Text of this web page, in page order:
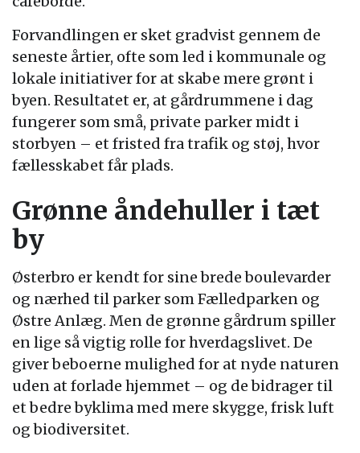
Forvandlingen er sket gradvist gennem de
seneste årtier, ofte som led i kommunale og
lokale initiativer for at skabe mere grønt i
byen. Resultatet er, at gårdrummene i dag
fungerer som små, private parker midt i
storbyen – et fristed fra trafik og støj, hvor
fællesskabet får plads.
Grønne åndehuller i tæt
by
Østerbro er kendt for sine brede boulevarder
og nærhed til parker som Fælledparken og
Østre Anlæg. Men de grønne gårdrum spiller
en lige så vigtig rolle for hverdagslivet. De
giver beboerne mulighed for at nyde naturen
uden at forlade hjemmet – og de bidrager til
et bedre byklima med mere skygge, frisk luft
og biodiversitet.